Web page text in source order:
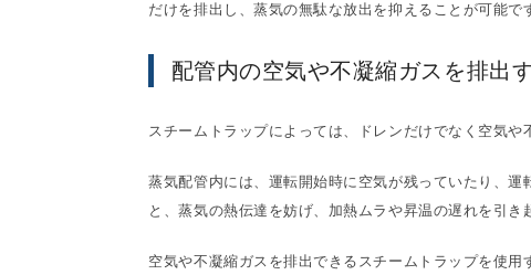
だけを排出し、蒸気の無駄な放出を抑えることが可能
配管内の空気や不凝縮ガスを排出
スチームトラップによっては、ドレンだけでなく空気や
蒸気配管内には、運転開始時に空気が残っていたり、
と、蒸気の熱伝達を妨げ、加熱ムラや昇温の遅れを引き
空気や不凝縮ガスを排出できるスチームトラップを使